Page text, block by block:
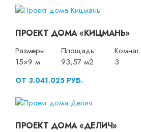
ПРОЕКТ ДОМА «КИЦМАНЬ»
Размеры:
15×9 м
Площадь:
93,57 м2
Комнат:
3
ОТ 3.041.025 РУБ.
ПРОЕКТ ДОМА «ДЕЛИЧ»